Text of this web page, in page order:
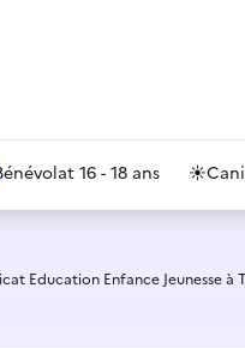
16 - 18 ans ☀️
Education Enfance Jeunesse à